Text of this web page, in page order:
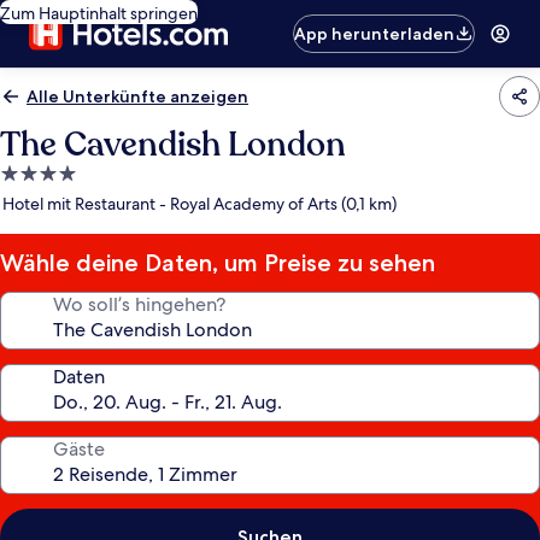
Zum Hauptinhalt springen
App herunterladen
Alle Unterkünfte anzeigen
The Cavendish London
4.0-
Sterne-
Hotel mit Restaurant - Royal Academy of Arts (0,1 km)
Wähle deine Daten, um Preise zu sehen
Wo soll’s hingehen?
Daten
Gäste